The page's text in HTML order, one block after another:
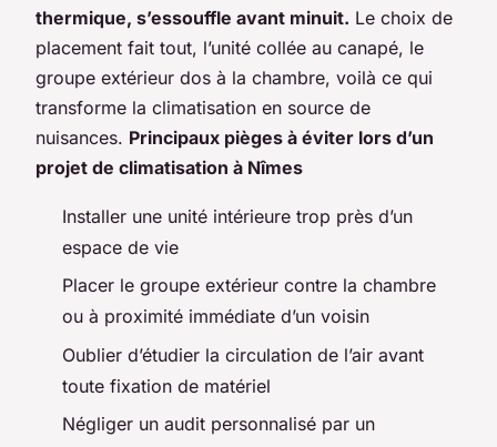
thermique, s’essouffle avant minuit. Le choix de
placement fait tout, l’unité collée au canapé, le
groupe extérieur dos à la chambre, voilà ce qui
transforme la climatisation en source de
nuisances. Principaux pièges à éviter lors d’un
projet de climatisation à Nîmes
Installer une unité intérieure trop près d’un
espace de vie
Placer le groupe extérieur contre la chambre
ou à proximité immédiate d’un voisin
Oublier d’étudier la circulation de l’air avant
toute fixation de matériel
Négliger un audit personnalisé par un